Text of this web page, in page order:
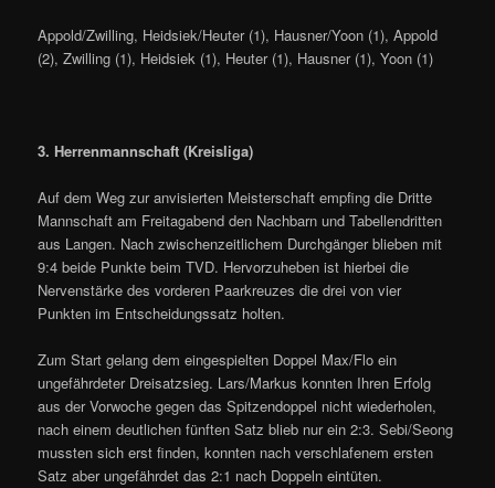
Appold/Zwilling, Heidsiek/Heuter (1), Hausner/Yoon (1), Appold
(2), Zwilling (1), Heidsiek (1), Heuter (1), Hausner (1), Yoon (1)
3. Herrenmannschaft (Kreisliga)
Auf dem Weg zur anvisierten Meisterschaft empfing die Dritte
Mannschaft am Freitagabend den Nachbarn und Tabellendritten
aus Langen. Nach zwischenzeitlichem Durchgänger blieben mit
9:4 beide Punkte beim TVD. Hervorzuheben ist hierbei die
Nervenstärke des vorderen Paarkreuzes die drei von vier
Punkten im Entscheidungssatz holten.
Zum Start gelang dem eingespielten Doppel Max/Flo ein
ungefährdeter Dreisatzsieg. Lars/Markus konnten Ihren Erfolg
aus der Vorwoche gegen das Spitzendoppel nicht wiederholen,
nach einem deutlichen fünften Satz blieb nur ein 2:3. Sebi/Seong
mussten sich erst finden, konnten nach verschlafenem ersten
Satz aber ungefährdet das 2:1 nach Doppeln eintüten.